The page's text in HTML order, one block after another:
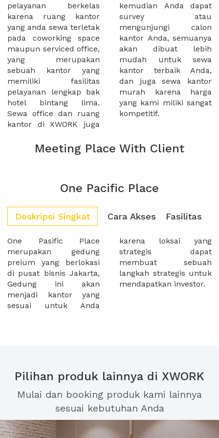
pelayanan berkelas
karena ruang kantor
yang anda sewa terletak
pada coworking space
maupun serviced office,
yang merupakan
sebuah kantor yang
memiliki fasilitas
pelayanan lengkap bak
hotel bintang lima.
Sewa office dan ruang
kantor di XWORK juga
kemudian Anda dapat
survey atau
mengunjungi calon
kantor Anda, semuanya
akan dibuat lebih
mudah untuk sewa
kantor terbaik Anda,
dan juga sewa kantor
murah karena harga
yang kami miliki sangat
kompetitif.
Meeting Place With Client
One Pacific Place
Deskripsi Singkat Cara Akses Fasilitas
One Pasific Place
merupakan gedung
preium yang berlokasi
di pusat bisnis Jakarta,
Gedung ini akan
menjadi kantor yang
sesuai untuk Anda
karena loksai yang
strategis dapat
membuat sebuah
langkah strategis untuk
mendapatkan investor.
Pilihan produk lainnya di XWORK
Mulai dan booking produk kami lainnya
sesuai kebutuhan Anda